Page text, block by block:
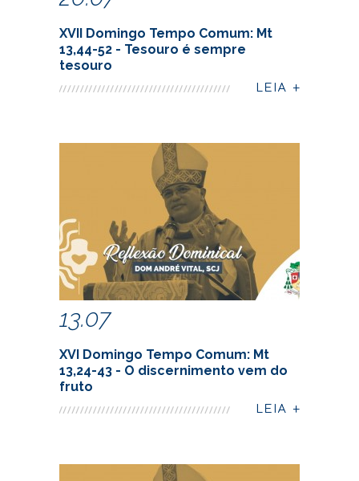
XVII Domingo Tempo Comum: Mt
13,44-52 - Tesouro é sempre
tesouro
13.07
XVI Domingo Tempo Comum: Mt
13,24-43 - O discernimento vem do
fruto